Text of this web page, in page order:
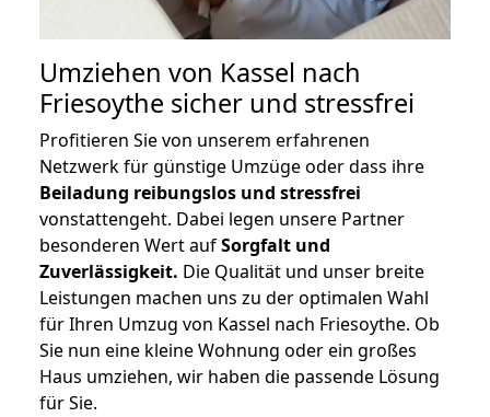
Umziehen von Kassel nach
Friesoythe sicher und stressfrei
Profitieren Sie von unserem erfahrenen
Netzwerk für günstige Umzüge oder dass ihre
Beiladung reibungslos und stressfrei
vonstattengeht. Dabei legen unsere Partner
besonderen Wert aufSorgfalt und
Zuverlässigkeit. Die Qualität und unser breite
Leistungen machen uns zu der optimalen Wahl
für Ihren Umzug von Kassel nach Friesoythe. Ob
Sie nun eine kleine Wohnung oder ein großes
Haus umziehen, wir haben die passende Lösung
für Sie.